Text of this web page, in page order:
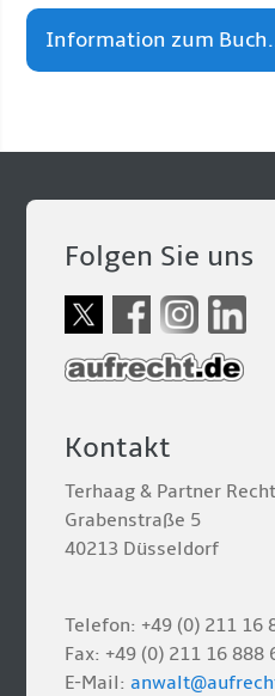
Information zum
Folgen Sie uns
Kontakt
Terhaag & Partner
Grabenstraße 5
40213 Düsseldorf
Telefon: +49 (0) 211 16
Fax: +49 (0) 211 16 888
E-Mail: